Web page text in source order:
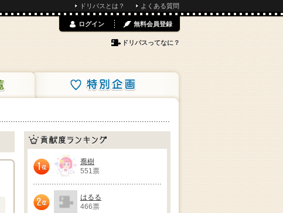
ドリパスとは？ よくある質問
特別企画
ログイン 無料会員登録
ドリパスってなに？
貢献度ランキング
1位
喬樹
551票
はるる
466票